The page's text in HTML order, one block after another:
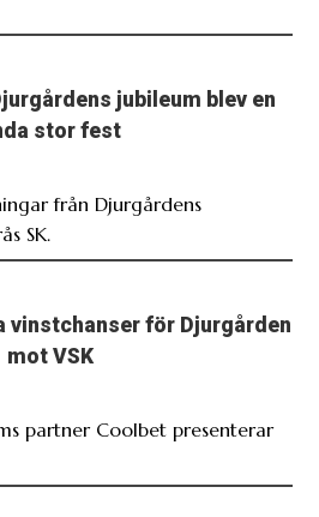
jubileum blev en
stor fest
från Djurgårdens
SK.
vinstchanser för Djurgården
mot VSK
partner Coolbet presenterar